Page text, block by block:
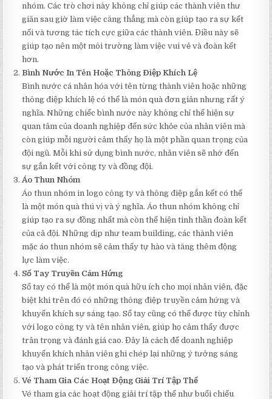
nhóm. Các trò chơi này không chỉ giúp các thành viên thư
giãn sau giờ làm việc căng thẳng mà còn giúp tạo ra sự kết
nối và tương tác tích cực giữa các thành viên. Điều này sẽ
giúp tạo nên một môi trường làm việc vui vẻ và đoàn kết
hơn.
Bình Nước In Tên Hoặc Thông Điệp Khích Lệ
Bình nước cá nhân hóa với tên từng thành viên hoặc những
thông điệp khích lệ có thể là món quà đơn giản nhưng rất ý
nghĩa. Những chiếc bình nước này không chỉ thể hiện sự
quan tâm của doanh nghiệp đến sức khỏe của nhân viên mà
còn giúp mỗi người cảm thấy họ là một phần quan trọng của
đội ngũ. Mỗi khi sử dụng bình nước, nhân viên sẽ nhớ đến
sự gắn kết với công ty và đồng đội.
Áo Thun Nhóm
Áo thun nhóm in logo công ty và thông điệp gắn kết có thể
là một món quà thú vị và ý nghĩa. Áo thun nhóm không chỉ
giúp tạo ra sự đồng nhất mà còn thể hiện tinh thần đoàn kết
của cả đội. Những dịp như team building, các thành viên
mặc áo thun nhóm sẽ cảm thấy tự hào và tăng thêm động
lực làm việc.
Sổ Tay Truyền Cảm Hứng
Sổ tay có thể là một món quà hữu ích cho mọi nhân viên, đặc
biệt khi trên đó có những thông điệp truyền cảm hứng và
khuyến khích sự sáng tạo. Sổ tay cũng có thể được tùy chỉnh
với logo công ty và tên nhân viên, giúp họ cảm thấy được
trân trọng và đánh giá cao. Đây là cách để doanh nghiệp
khuyến khích nhân viên ghi chép lại những ý tưởng sáng
tạo và phát triển trong công việc.
Vé Tham Gia Các Hoạt Động Giải Trí Tập Thể
Vé tham gia các hoạt động giải trí tập thể như buổi chiếu